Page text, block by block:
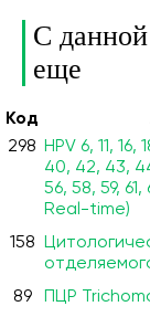
С
еще
Код
298
HPV 6, 11, 16,
40, 42, 43,
56, 58, 59,
Real-time)
158
89 ПЦР